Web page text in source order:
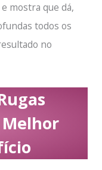
mostra que dá,
todos os
no